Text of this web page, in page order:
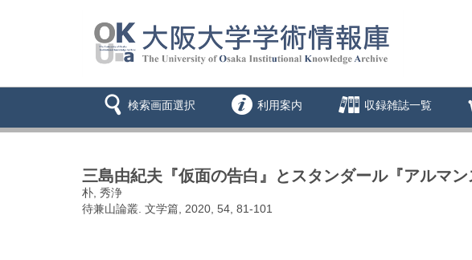
検索画面選択 利用案内 収録雑誌一覧
三島由紀夫『仮面の告白』とスタンダール『アルマ
朴, 秀浄
待兼山論叢. 文学篇, 2020, 54, 81-101